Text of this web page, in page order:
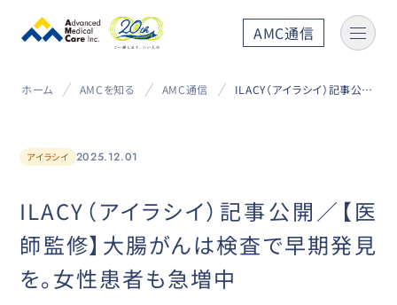
AMC通信
ホーム AMCを知る AMC通信 ILACY（アイラシイ）記事公開／【医師監修】大腸がんは検査で早期発見を。女性患者も急増中
アイラシイ 2025.12.01
ILACY（アイラシイ）記事公開／【医
師監修】大腸がんは検査で早期発見
を。女性患者も急増中